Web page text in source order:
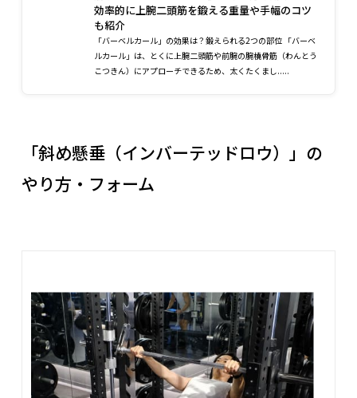
効率的に上腕二頭筋を鍛える重量や手幅のコツ
も紹介
「バーベルカール」の効果は？鍛えられる2つの部位 「バーベ
ルカール」は、とくに上腕二頭筋や前腕の腕橈骨筋（わんとう
こつきん）にアプローチできるため、太くたくまし.....
「斜め懸垂（インバーテッドロウ）」の
やり方・フォーム